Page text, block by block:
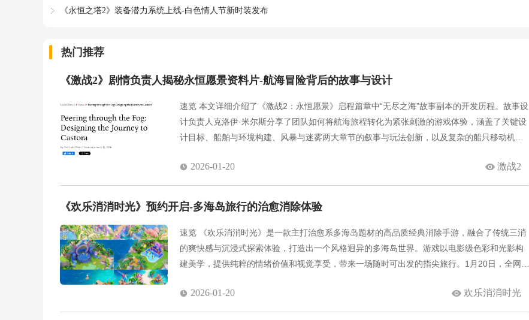
《永恒之塔2》装备潜力系统上线-白色情人节新时装发布
热门推荐
《激战2》剧情负责人揭秘永恒愿景资料片-航海冒险背后的故事与设计
速览 本文详细介绍了《激战2：永恒愿景》启程篇章中“无尽之海”故事副本的开发历程。故事设
计负责人克洛伊·米尔斯分享了团队如何将航海旅程转化为紧张刺激的游戏体验，涵盖了关键设
计目标、船舶与环境构建、风暴与迷雾两大章节的叙事与玩法创新，以及复杂的船只移动机
2026-01-20 激战2
《欢乐消消时光》预约开启-多海岛旅行的治愈消除体验
速览 《欢乐消消时光》是一款主打治愈系多海岛题材的高品质经典消除手游，融合了传统三消
的爽快感与沉浸式探索体验，打造出一个风格迥异的多海岛世界。游戏以电影级色彩和光影构
建美学，提供纯粹的情绪价值和视觉享受，带来一场随时可出发的指尖旅行。1月20日，全网预
2026-01-20 欢乐消消时光